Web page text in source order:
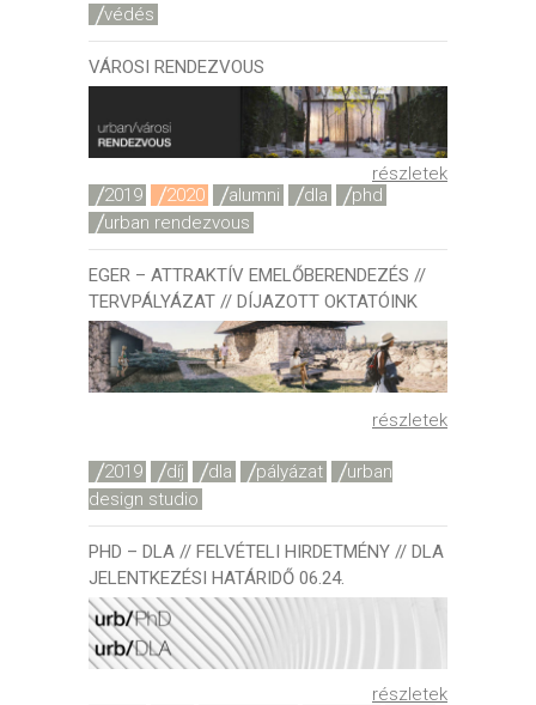
védés
VÁROSI RENDEZVOUS
részletek
2019
2020 alumni dla
phd
urban rendezvous
EGER – ATTRAKTÍV EMELŐBERENDEZÉS //
TERVPÁLYÁZAT // DÍJAZOTT OKTATÓINK
részletek
2019 díj dla pályázat
urban
design studio
PHD – DLA // FELVÉTELI HIRDETMÉNY // DLA
JELENTKEZÉSI HATÁRIDŐ 06.24.
részletek